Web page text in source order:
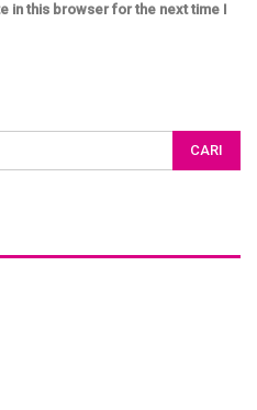
in this browser for the next time I